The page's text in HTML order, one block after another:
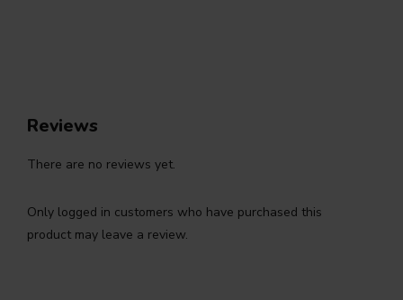
Reviews
There are no reviews yet.
Only logged in customers who have purchased this
product may leave a review.